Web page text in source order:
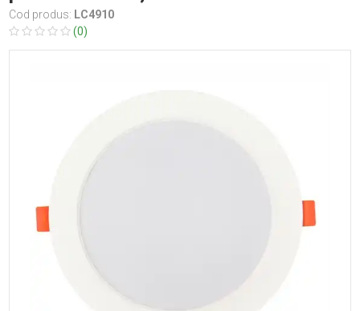
Cod produs: LC4910
(0)